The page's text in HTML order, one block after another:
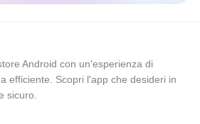
Android con un'esperienza di
efficiente. Scopri l'app che desideri in
sicuro.